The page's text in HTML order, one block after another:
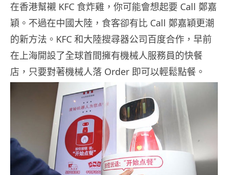
在香港幫襯 KFC 食炸雞，你可能會想起要 Call 鄭嘉
穎。不過在中國大陸，食客卻有比 Call 鄭嘉穎更潮
的新方法。KFC 和大陸搜尋器公司百度合作，早前
在上海開設了全球首間擁有機械人服務員的快餐
店，只要對著機械人落 Order 即可以輕鬆點餐。